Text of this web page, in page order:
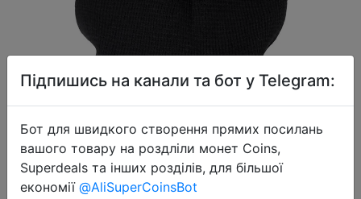
Підпишись на канали та бот у Telegram:
Бот для швидкого створення прямих посилань
вашого товару на роздліли монет Coins,
Superdeals та інших розділів, для більшої
економії @AliSuperCoinsBot